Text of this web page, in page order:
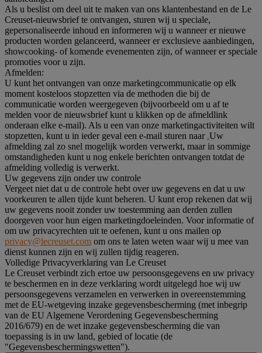
Als u beslist om deel uit te maken van ons klantenbestand en de Le
Creuset-nieuwsbrief te ontvangen, sturen wij u speciale,
gepersonaliseerde inhoud en informeren wij u wanneer er nieuwe
producten worden gelanceerd, wanneer er exclusieve aanbiedingen,
showcooking- of komende evenementen zijn, of wanneer er speciale
promoties voor u zijn.
Afmelden:
U kunt het ontvangen van onze marketingcommunicatie op elk
moment kosteloos stopzetten via de methoden die bij de
communicatie worden weergegeven (bijvoorbeeld om u af te
melden voor de nieuwsbrief kunt u klikken op de afmeldlink
onderaan elke e-mail). Als u een van onze marketingactiviteiten wilt
stopzetten, kunt u in ieder geval een e-mail sturen naar .Uw
afmelding zal zo snel mogelijk worden verwerkt, maar in sommige
omstandigheden kunt u nog enkele berichten ontvangen totdat de
afmelding volledig is verwerkt.
Uw gegevens zijn onder uw controle
Vergeet niet dat u de controle hebt over uw gegevens en dat u uw
voorkeuren te allen tijde kunt beheren. U kunt erop rekenen dat wij
uw gegevens nooit zonder uw toestemming aan derden zullen
doorgeven voor hun eigen marketingdoeleinden. Voor informatie of
om uw privacyrechten uit te oefenen, kunt u ons mailen op
privacy@lecreuset.com om ons te laten weten waar wij u mee van
dienst kunnen zijn en wij zullen tijdig reageren.
Volledige Privacyverklaring van Le Creuset
Le Creuset verbindt zich ertoe uw persoonsgegevens en uw privacy
te beschermen en in deze verklaring wordt uitgelegd hoe wij uw
persoonsgegevens verzamelen en verwerken in overeenstemming
met de EU-wetgeving inzake gegevensbescherming (met inbegrip
van de EU Algemene Verordening Gegevensbescherming
2016/679) en de wet inzake gegevensbescherming die van
toepassing is in uw land, gebied of locatie (de
"Gegevensbeschermingswetten").